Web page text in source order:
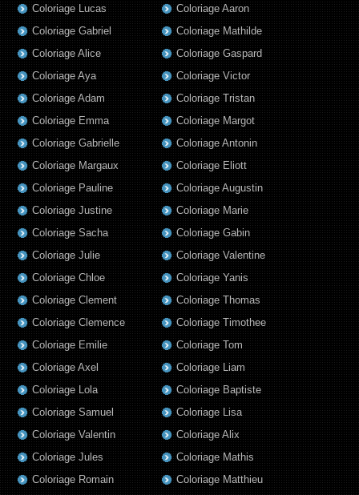
Coloriage Lucas
Coloriage Gabriel
Coloriage Alice
Coloriage Aya
Coloriage Adam
Coloriage Emma
Coloriage Gabrielle
Coloriage Aaron
Coloriage Mathilde
Coloriage Gaspard
Coloriage Victor
Coloriage Tristan
Coloriage Margot
Coloriage Antonin
Coloriage Margaux
Coloriage Pauline
Coloriage Justine
Coloriage Sacha
Coloriage Julie
Coloriage Chloe
Coloriage Clement
Coloriage Clemence
Coloriage Emilie
Coloriage Axel
Coloriage Lola
Coloriage Samuel
Coloriage Valentin
Coloriage Jules
Coloriage Romain
Coloriage Eliott
Coloriage Augustin
Coloriage Marie
Coloriage Gabin
Coloriage Valentine
Coloriage Yanis
Coloriage Thomas
Coloriage Timothee
Coloriage Tom
Coloriage Liam
Coloriage Baptiste
Coloriage Lisa
Coloriage Alix
Coloriage Mathis
Coloriage Matthieu